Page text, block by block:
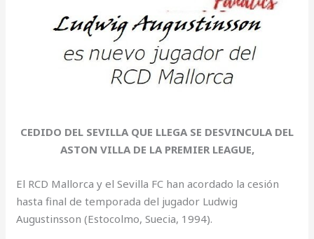
CEDIDO DEL SEVILLA QUE LLEGA SE DESVINCULA DEL
ASTON VILLA DE LA PREMIER LEAGUE,
El RCD Mallorca y el Sevilla FC han acordado la cesión
hasta final de temporada del jugador Ludwig
Augustinsson (Estocolmo, Suecia, 1994).